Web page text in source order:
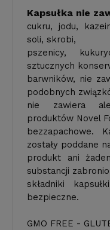
Kapsułka nie
cukru, jodu,
soli, skrobi,
pszenicy,
sztucznych
barwników, nie
podobnych
nie zawiera
produktów Novel
bezzapachowe.
zostały poddane
produkt ani
substancji
składniki
bezpieczne.
GMO FREE -